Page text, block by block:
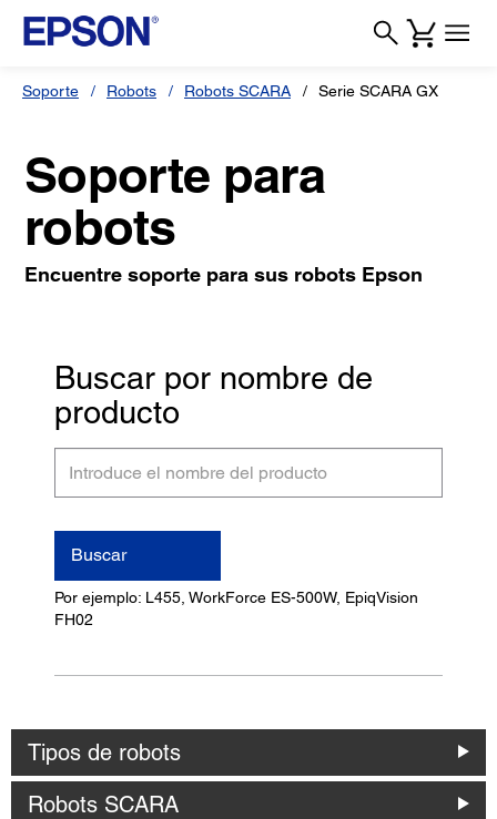
Soporte Robots Robots SCARA Serie SCARA GX
Soporte para
robots
Encuentre soporte para sus robots Epson
Buscar por nombre de
producto
del
producto
Buscar
Por ejemplo: L455, WorkForce ES-500W, EpiqVision
FH02
Tipos de robots
Robots SCARA